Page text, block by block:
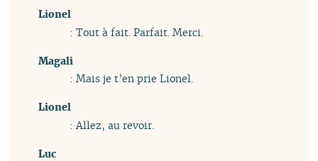
Lionel
: Tout à fait. Parfait. Merci.
Magali
: Mais je t’en prie Lionel.
Lionel
: Allez, au revoir.
Luc